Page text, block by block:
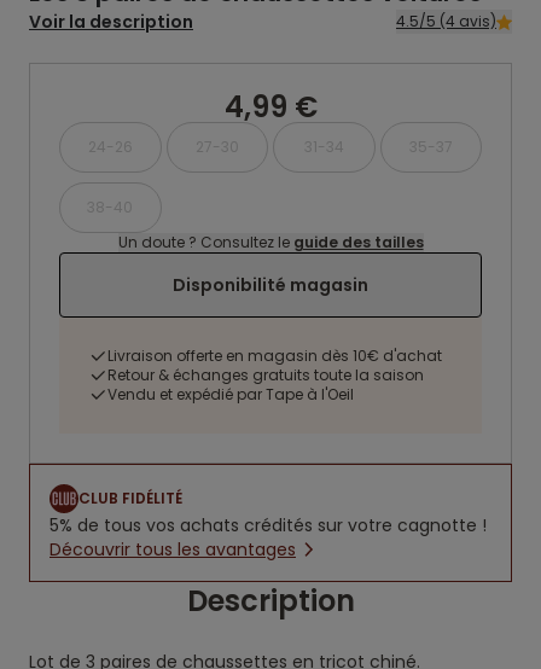
Voir la description 4.5/5 (4 avis)
4,99 €
24-26 27-30 31-34 35-37
38-40
Un doute ? Consultez le guide des tailles
Disponibilité magasin
Livraison offerte en magasin dès 10€ d'achat
Retour & échanges gratuits toute la saison
Vendu et expédié par Tape à l'Oeil
CLUB FIDÉLITÉ
5% de tous vos achats crédités sur votre cagnotte !
Découvrir tous les avantages
Description
Lot de 3 paires de chaussettes en tricot chiné.